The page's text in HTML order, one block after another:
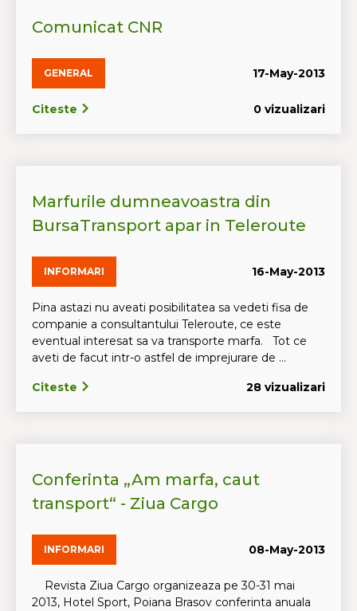
Comunicat CNR
GENERAL 17-May-2013
Citeste 0 vizualizari
Marfurile dumneavoastra din
BursaTransport apar in Teleroute
INFORMARI 16-May-2013
Pina astazi nu aveati posibilitatea sa vedeti fisa de
companie a consultantului Teleroute, ce este
eventual interesat sa va transporte marfa. Tot ce
aveti de facut intr-o astfel de imprejurare de ...
Citeste 28 vizualizari
Conferinta „Am marfa, caut
transport“ - Ziua Cargo
INFORMARI 08-May-2013
Revista Ziua Cargo organizeaza pe 30-31 mai
2013, Hotel Sport, Poiana Brasov conferinta anuala